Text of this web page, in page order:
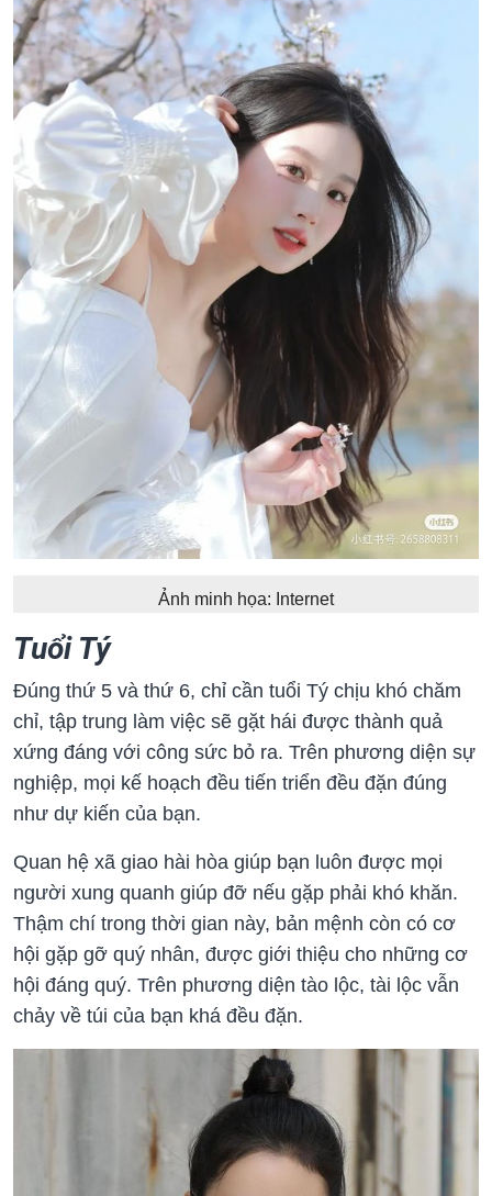
Ảnh minh họa: Internet
Tuổi Tý
Đúng thứ 5 và thứ 6, chỉ cần tuổi Tý chịu khó chăm
chỉ, tập trung làm việc sẽ gặt hái được thành quả
xứng đáng với công sức bỏ ra. Trên phương diện sự
nghiệp, mọi kế hoạch đều tiến triển đều đặn đúng
như dự kiến của bạn.
Quan hệ xã giao hài hòa giúp bạn luôn được mọi
người xung quanh giúp đỡ nếu gặp phải khó khăn.
Thậm chí trong thời gian này, bản mệnh còn có cơ
hội gặp gỡ quý nhân, được giới thiệu cho những cơ
hội đáng quý. Trên phương diện tào lộc, tài lộc vẫn
chảy về túi của bạn khá đều đặn.